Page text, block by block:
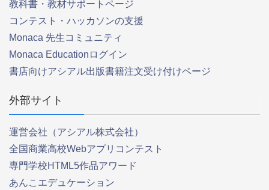
教科書・教材サポートページ
コンテスト・ハッカソンの支援
Monaca 先生コミュニティ
Monaca Educationログイン
書店向けアシアル出版書籍注文受け付けページ
外部サイト
運営会社（アシアル株式会社）
全国商業高校Webアプリコンテスト
専門学校HTML5作品アワード
あんこエデュケーション